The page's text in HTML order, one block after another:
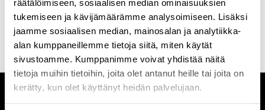
räätälöimiseen, sosiaalisen median ominaisuuksien
tukemiseen ja kävijämäärämme analysoimiseen. Lisäksi
jaamme sosiaalisen median, mainosalan ja analytiikka-
alan kumppaneillemme tietoja siitä, miten käytät
sivustoamme. Kumppanimme voivat yhdistää näitä
tietoja muihin tietoihin, joita olet antanut heille tai joita on
kerätty, kun olet käyttänyt heidän palvelujaan.
pakon käyttöön ja turvallisuuteen liittyviin ilmiöihin sekä
osaamisen kehittymiseen.